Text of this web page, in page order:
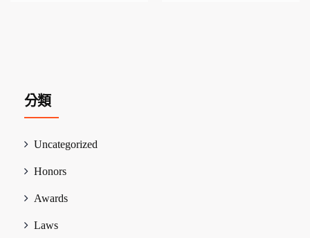
分類
Uncategorized
Honors
Awards
Laws